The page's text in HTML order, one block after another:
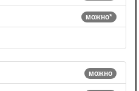
можно*
можно